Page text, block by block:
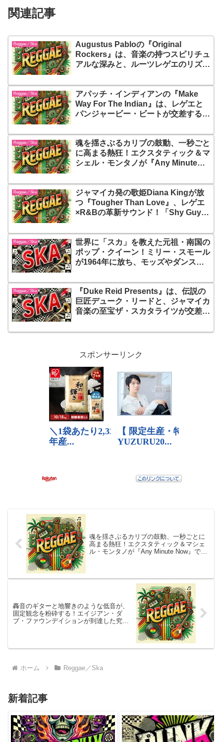
関連記事
Reggae／Ska
Augustus Pabloの『Original
Rockers』は、音楽の持つスピリチュ
アルな深みと、ルーツレゲエのリズム
Reggae／Ska
アパッチ・インディアンの『Make
Way For The Indian』は、レゲエと
パンジャービー・ビートが交差する多
点！異文化が混ざるのではなく、混ざ
り合って生まれた『新しい音楽のアイ
デンティティ』がここにある
Reggae／Ska
魂を揺さぶるカリブの鼓動、一秒ごと
に高まる熱狂！エクスタティック＆マ
シェル・モンタノが『Any Minute
ルも超えて世界を躍らせる！この一撃
が、あなたの日常をカーニバルの最前
線へと変貌させるだろう
Reggae／Ska
ジャマイカ発の歌姫Diana Kingが放
つ『Tougher Than Love』、レゲエ
×R&Bの革新サウンド！「Shy Guy」
炸裂する90年代ダンスホール・ポッ
プの名盤
Reggae／Ska
世界に「スカ」を教えた元祖・南国の
ポップ・クイーン！ミリー・スモール
が1964年に放ち、モッズやダンスフ
ィスク『More Millie, My Boy
Lollipop』
Reggae／Ska
『Duke Reid Presents』は、伝説の
巨匠デューク・リードと、ジャマイカ
音楽の至宝ザ・スカタライツが交差し
ン・セクションが織りなす、これこそ
帰るべき“黄金の聖典”
スポンサーリンク
魂を揺さぶるカリブの鼓動、一秒ごとに
高まる熱狂！エクスタティック＆マシェ
ル・モンタノが『Any Minute Now』で放
ろう
轟音のギターと地響きのような低音が、
固定観念を粉砕する！エイジアン・ダ
ブ・ファウンデイションが到達した究極
哮だ
ホーム Reggae／Ska
新着記事